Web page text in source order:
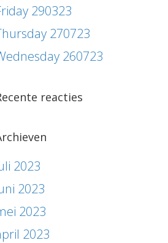
290323
270723
260723
reacties
2023
2023
2023
2023